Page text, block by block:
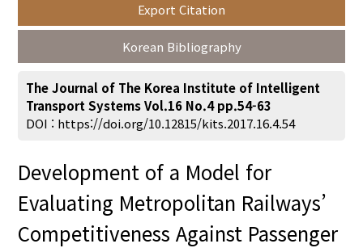
Adode Reader(link)
Export Citation
Korean Bibliography
The Journal of The Korea Institute of Intelligent
Transport Systems Vol.16 No.4 pp.54-63
DOI : https://doi.org/10.12815/kits.2017.16.4.54
Development of a Model for
Evaluating Metropolitan Railways’
Competitiveness Against Passenger